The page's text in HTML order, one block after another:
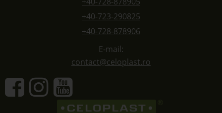
+40-723-290825
+40-728-878906
E-mail:
contact@celoplast.ro